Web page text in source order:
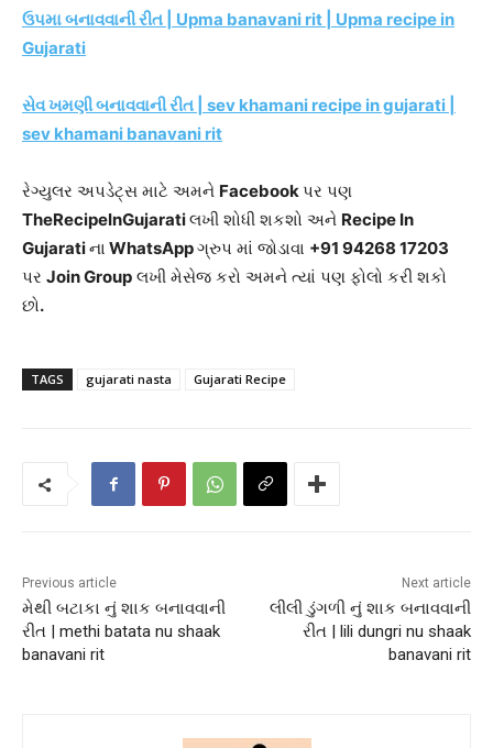
ઉપમા બનાવવાની રીત | Upma banavani rit | Upma recipe in
Gujarati
સેવ ખમણી બનાવવાની રીત | sev khamani recipe in gujarati |
sev khamani banavani rit
રેગ્યુલર અપડેટ્સ માટે અમને Facebookપર પણ
TheRecipeInGujaratiલખી શોધી શકશો અને Recipe In
Gujaratiના WhatsAppગ્રુપ માં જોડાવા +91 94268 17203
પર Join Group લખી મેસેજ કરો અમને ત્યાં પણ ફોલો કરી શકો
છો.
TAGS gujarati nasta Gujarati Recipe
Previous article
મેથી બટાકા નું શાક બનાવવાની
રીત | methi batata nu shaak
banavani rit
Next article
લીલી ડુંગળી નું શાક બનાવવાની
રીત | lili dungri nu shaak
banavani rit